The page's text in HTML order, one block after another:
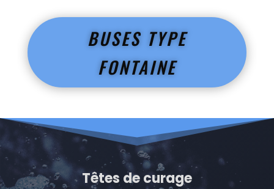
BUSES TYPE
FONTAINE
Têtes de curage